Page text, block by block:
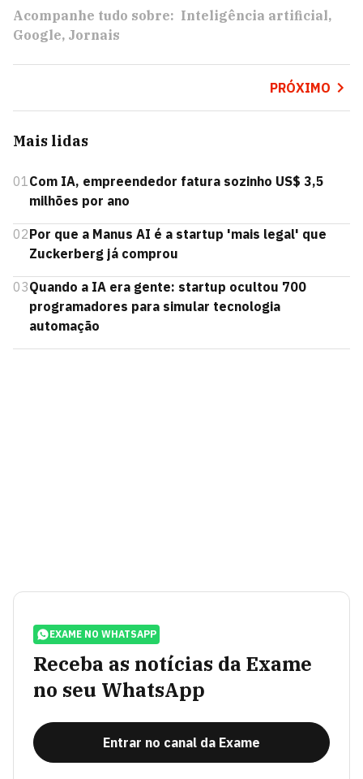
Acompanhe tudo sobre: Inteligência artificial
Google Jornais
PRÓXIMO
Mais lidas
01Com IA, empreendedor fatura sozinho US$ 3,5
milhões por ano
02Por que a Manus AI é a startup 'mais legal' que
Zuckerberg já comprou
03Quando a IA era gente: startup ocultou 700
programadores para simular tecnologia
automação
EXAME NO WHATSAPP
Receba as notícias da Exame
no seu WhatsApp
Entrar no canal da Exame